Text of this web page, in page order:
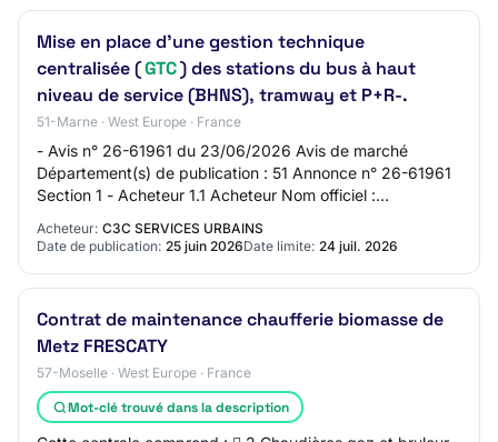
Mise en place d'une gestion technique
centralisée (GTC) des stations du bus à haut
niveau de service (BHNS), tramway et P+R-.
51-Marne · West Europe · France
- Avis n° 26-61961 du 23/06/2026 Avis de marché
Département(s) de publication : 51 Annonce n° 26-61961
Section 1 - Acheteur 1.1 Acheteur Nom officiel :
Acheteur: C3C SERVICES URBAINS
Date de publication: 25 juin 2026Date limite: 24 juil. 2026
Contrat de maintenance chaufferie biomasse de
Metz FRESCATY
57-Moselle · West Europe · France
Mot-clé trouvé dans la description